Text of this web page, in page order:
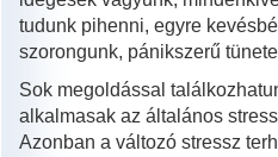
tudunk pihenni, egyre
szorongunk, pánikszerű
Sok megoldással
alkalmasak az általános
Azonban a változó stressz